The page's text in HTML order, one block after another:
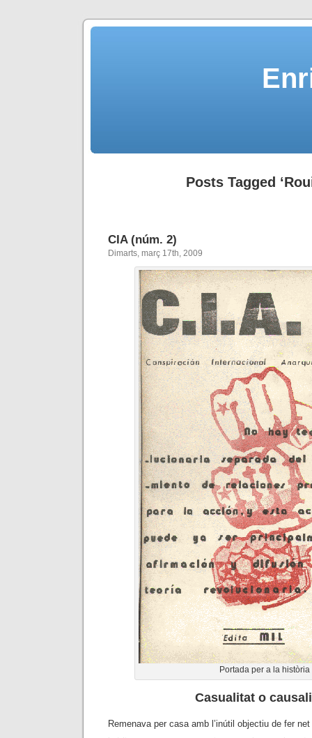
Posts Tagged
CIA (núm. 2)
Dimarts, març 17th, 2009
Portada per a la història
Casualitat o
Remenava per casa amb l’inútil objectiu de fer